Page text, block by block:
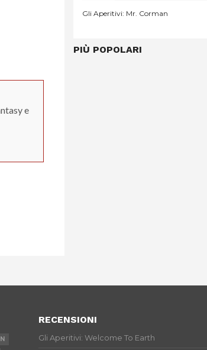
e
Gli Aperitivi: Mr. Corman
PIÙ POPOLARI
RECENSIONI
Gli Aperitivi: Welcome To Earth